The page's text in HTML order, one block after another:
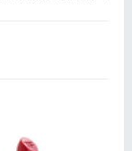
痘吗 吃甜食对